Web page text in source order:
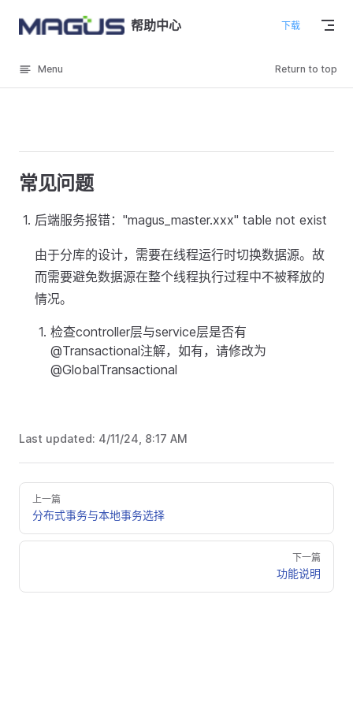
Skip to content 帮助中心 下载
Menu Return to top
常见问题
后端服务报错："magus_master.xxx" table not exist
由于分库的设计，需要在线程运行时切换数据源。故
而需要避免数据源在整个线程执行过程中不被释放的
情况。
检查controller层与service层是否有
@Transactional注解，如有，请修改为
@GlobalTransactional
Last updated: 4/11/24, 8:17 AM
上一篇
分布式事务与本地事务选择
下一篇
功能说明